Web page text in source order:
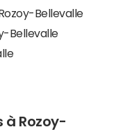
Bellevalle
Bellevalle
à Rozoy-